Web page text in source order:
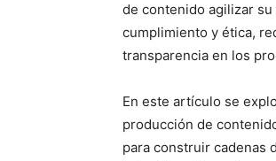
de contenido agilizar
cumplimiento y ética,
transparencia en los
En este artículo se
producción de
para construir cadenas